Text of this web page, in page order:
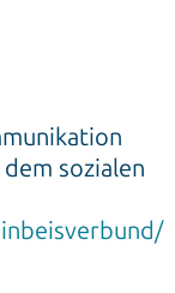
sozialen